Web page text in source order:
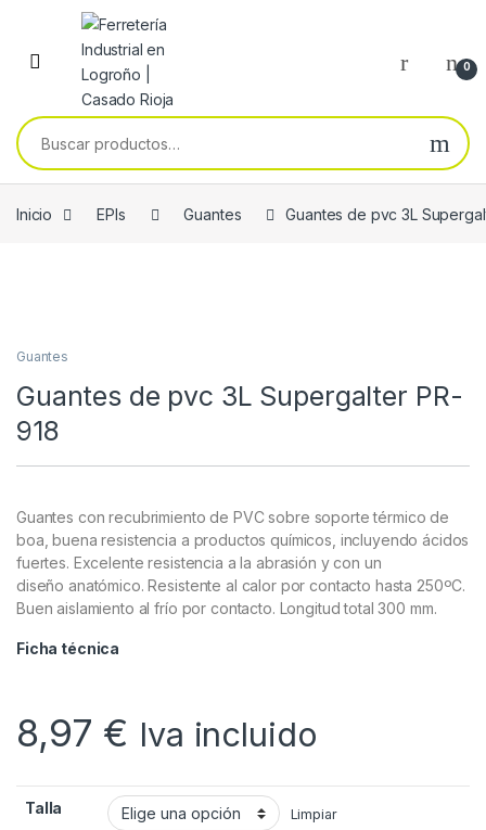
Skip to navigation
Skip to content
0
Buscar por:
Inicio EPIs Guantes Guantes de pvc 3L
Guantes
Guantes de pvc 3L Supergalter PR-
918
Guantes con recubrimiento de PVC sobre soporte térmico de
boa, buena resistencia a productos químicos, incluyendo ácidos
fuertes. Excelente resistencia a la abrasión y con un
diseño anatómico. Resistente al calor por contacto hasta 250ºC.
Buen aislamiento al frío por contacto. Longitud total 300 mm.
Ficha técnica
8,97 € Iva incluido
Talla Limpiar